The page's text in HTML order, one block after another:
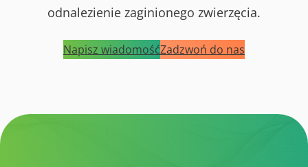
odnalezienie zaginionego zwierzęcia.
Napisz wiadomośćZadzwoń do nas